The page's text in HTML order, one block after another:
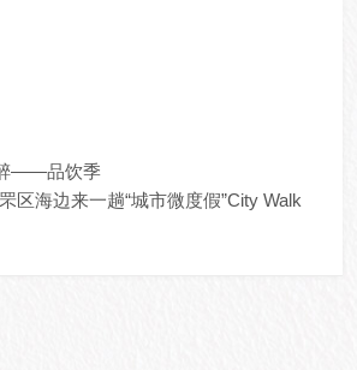
——品饮季
区海边来一趟“城市微度假”City Walk